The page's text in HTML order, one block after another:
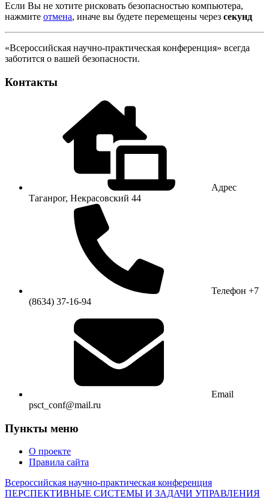
Если Вы не хотите рисковать безопасностью компьютера,
нажмите отмена, иначе вы будете перемещены через секунд
«Всероссийская научно-практическая конференция» всегда
заботится о вашей безопасности.
Контакты
Адрес
Таганрог, Некрасовский 44
Телефон +7
(8634) 37-16-94
Email
psct_conf@mail.ru
Пункты меню
О проекте
Правила сайта
Всероссийская научно-практическая конференция
ПЕРСПЕКТИВНЫЕ СИСТЕМЫ И ЗАДАЧИ УПРАВЛЕНИЯ